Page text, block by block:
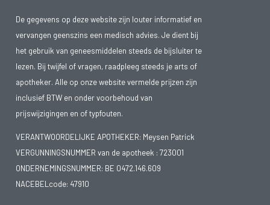
De gegevens op deze website zijn louter informatief en
vervangen geenszins een medisch advies. Je dient bij
het gebruik van geneesmiddelen steeds de bijsluiter te
lezen. Bij twijfel of vragen, raadpleeg steeds je arts of
apotheker. Alle op onze website vermelde prijzen zijn
inclusief BTW en onder voorbehoud van
prijswijzigingen en of typfouten.
VERANTWOORDELIJKE APOTHEKER: Meysen Patrick
VERGUNNINGSNUMMER van de apotheek : 723001
ONDERNEMINGSNUMMER: BE 0472.146.609
NACEBELcode: 47910